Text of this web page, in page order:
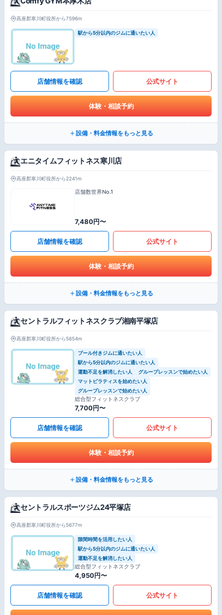
高座郡寒川町役所から7596m
駅から5分以内のジムに通いたい人
店舗情報を確認 公式サイト
体験・相談予約
設備・料金情報をもっと見る
エニタイムフィットネス寒川店
高座郡寒川町役所から2241m
店舗数世界No.1
7,480円〜
店舗情報を確認 公式サイト
体験・相談予約
設備・料金情報をもっと見る
セントラルフィットネスクラブ湘南平塚店
高座郡寒川町役所から5654m
プール付きジムに通いたい人
駅から5分以内のジムに通いたい人
運動不足を解消したい人
グループレッスンで始めたい人
マットピラティスを始めたい人
グループレッスンで始めたい人
総合型フィットネスクラブ
7,700円〜
店舗情報を確認 公式サイト
体験・相談予約
設備・料金情報をもっと見る
セントラルスポーツジム24平塚店
高座郡寒川町役所から5677m
隙間時間を活用したい人
駅から5分以内のジムに通いたい人
運動不足を解消したい人
総合型フィットネスクラブ
4,950円〜
店舗情報を確認 公式サイト